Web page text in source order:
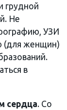
грудной
Не
УЗИ
(для женщин)
в
сердца. Со